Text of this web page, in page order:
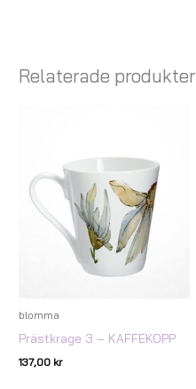
Relaterade produkter
blomma
Prästkrage 3 – KAFFEKOPP
137,00 kr